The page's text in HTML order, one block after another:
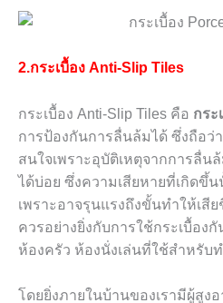
2.กระเบื้อง Anti-Slip Tiles
กระเบื้อง Anti-Slip Tiles คือ กระ
การป้องกันการลื่นล้มได้ ซึ่งถือ
สนใจเพราะอุบัติเหตุจากการลื่
ได้บ่อย ซึ่งความเสียหายที่เกิดขึ้น
เพราะอาจรุนแรงถึงขั้นทำให้เสี
ควรอย่างยิ่งกับการใช้กระเบื้อง
ห้องครัว ห้องนั่งเล่นที่ใช้สำหรับ
โดยยิ่งภายในบ้านของเรามีผู้สูง